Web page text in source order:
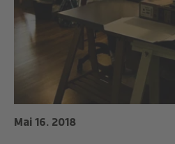
Mai 16. 2018